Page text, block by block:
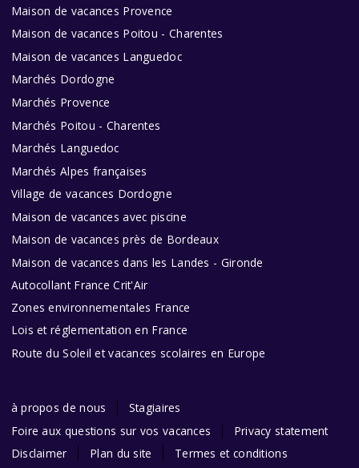
Maison de vacances Provence
Maison de vacances Poitou - Charentes
Maison de vacances Languedoc
Marchés Dordogne
Marchés Provence
Marchés Poitou - Charentes
Marchés Languedoc
Marchés Alpes françaises
Village de vacances Dordogne
Maison de vacances avec piscine
Maison de vacances près de Bordeaux
Maison de vacances dans les Landes - Gironde
Autocollant France Crit'Air
Zones environnementales France
Lois et réglementation en France
Route du Soleil et vacances scolaires en Europe
à propos de nous
Stagiaires
Foire aux questions sur vos vacances
Privacy statement
Disclaimer
Plan du site Termes et conditions